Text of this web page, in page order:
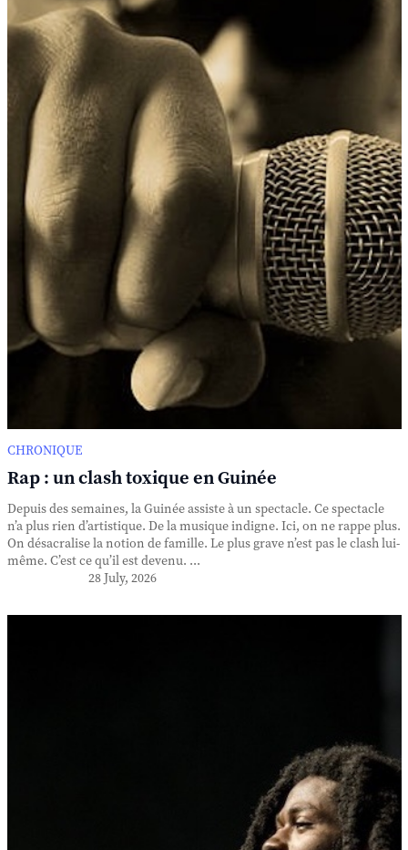
CHRONIQUE
Rap : un clash toxique en Guinée
Depuis des semaines, la Guinée assiste à un spectacle. Ce spectacle
n’a plus rien d’artistique. De la musique indigne. Ici, on ne rappe plus.
On désacralise la notion de famille. Le plus grave n’est pas le clash lui-
même. C’est ce qu’il est devenu. ...
28 July, 2026